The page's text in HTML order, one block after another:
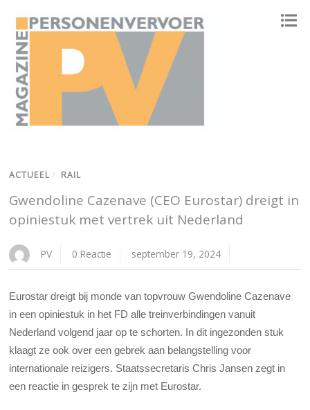
ACTUEEL / RAIL
Gwendoline Cazenave (CEO Eurostar) dreigt in
opiniestuk met vertrek uit Nederland
PV 0 Reactie september 19, 2024
Eurostar dreigt bij monde van topvrouw Gwendoline Cazenave
in een opiniestuk in het FD alle treinverbindingen vanuit
Nederland volgend jaar op te schorten. In dit ingezonden stuk
klaagt ze ook over een gebrek aan belangstelling voor
internationale reizigers. Staatssecretaris Chris Jansen zegt in
een reactie in gesprek te zijn met Eurostar.